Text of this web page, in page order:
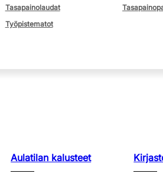
Tasapainolaudat
Työpistematot
Aulatilan kalusteet